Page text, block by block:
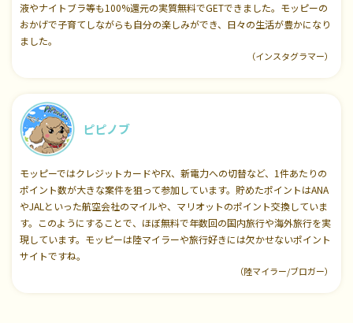
液やナイトブラ等も100%還元の実質無料でGETできました。モッピーの
おかげで子育てしながらも自分の楽しみができ、日々の生活が豊かになり
ました。
（インスタグラマー）
ピピノブ
モッピーではクレジットカードやFX、新電力への切替など、1件あたりの
ポイント数が大きな案件を狙って参加しています。貯めたポイントはANA
やJALといった航空会社のマイルや、マリオットのポイント交換していま
す。このようにすることで、ほぼ無料で年数回の国内旅行や海外旅行を実
現しています。モッピーは陸マイラーや旅行好きには欠かせないポイント
サイトですね。
（陸マイラー/ブロガー）